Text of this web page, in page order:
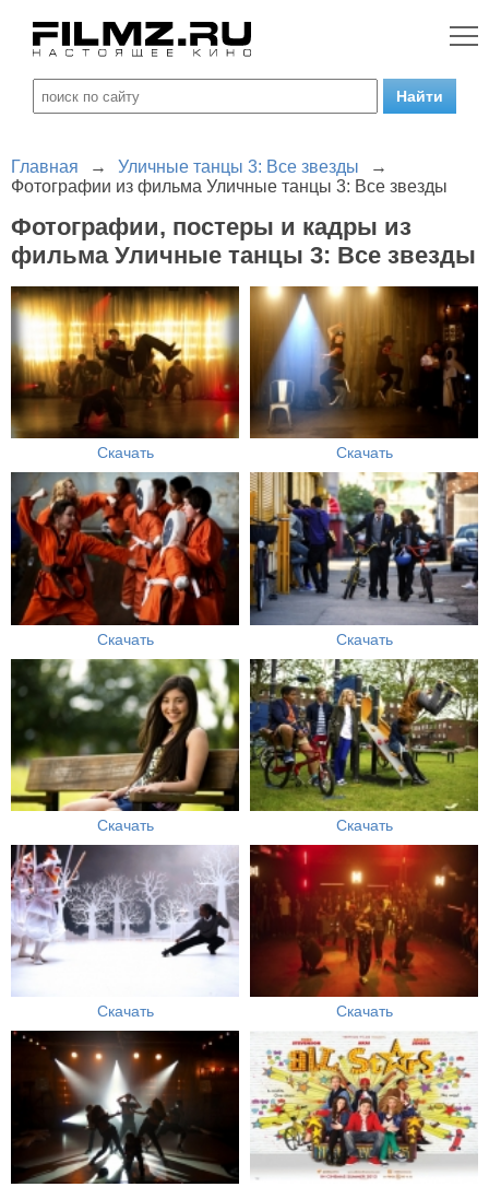
Главная → Уличные танцы 3: Все звезды
→
Фотографии из фильма Уличные танцы 3: Все звезды
Фотографии, постеры и кадры из
фильма Уличные танцы 3: Все звезды
Скачать Скачать
Скачать Скачать
Скачать Скачать
Скачать Скачать